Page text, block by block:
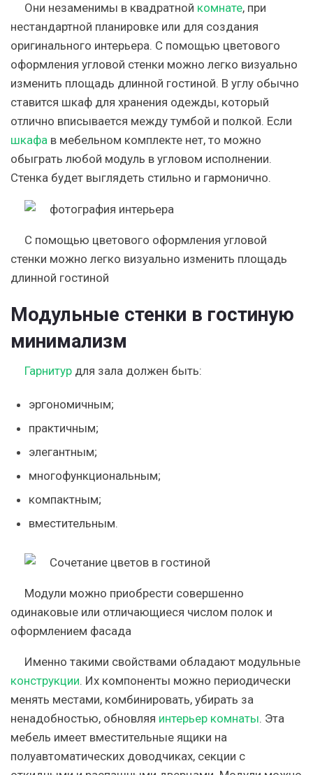
Они незаменимы в квадратной комнате, при
нестандартной планировке или для создания
оригинального интерьера. С помощью цветового
оформления угловой стенки можно легко визуально
изменить площадь длинной гостиной. В углу обычно
ставится шкаф для хранения одежды, который
отлично вписывается между тумбой и полкой. Если
шкафа в мебельном комплекте нет, то можно
обыграть любой модуль в угловом исполнении.
Стенка будет выглядеть стильно и гармонично.
С помощью цветового оформления угловой
стенки можно легко визуально изменить площадь
длинной гостиной
Модульные стенки в гостиную
минимализм
Гарнитур для зала должен быть:
эргономичным;
практичным;
элегантным;
многофункциональным;
компактным;
вместительным.
Модули можно приобрести совершенно
одинаковые или отличающиеся числом полок и
оформлением фасада
Именно такими свойствами обладают модульные
конструкции. Их компоненты можно периодически
менять местами, комбинировать, убирать за
ненадобностью, обновляя интерьер комнаты. Эта
мебель имеет вместительные ящики на
полуавтоматических доводчиках, секции с